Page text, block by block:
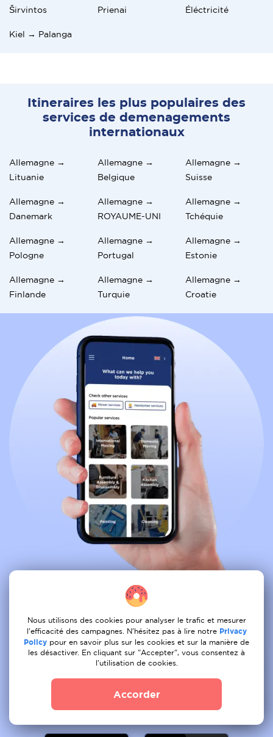
Širvintos
Prienai
Éléctricité
Kiel → Palanga
Itineraires les plus populaires des
services de demenagements
internationaux
Allemagne →
Lituanie
Allemagne →
Belgique
Allemagne →
Suisse
Allemagne →
Danemark
Allemagne →
ROYAUME-UNI
Allemagne →
Tchéquie
Allemagne →
Pologne
Allemagne →
Portugal
Allemagne →
Estonie
Allemagne →
Finlande
Allemagne →
Turquie
Allemagne →
Croatie
Reservez tous les services depuis le
confort de votre canape
01 Tâche de la poste
02 Recevoir une offre
Nous utilisons des cookies pour analyser le trafic et mesurer
l'efficacité des campagnes. N'hésitez pas à lire notre Privacy
Policy pour en savoir plus sur les cookies et sur la manière de
les désactiver. En cliquant sur "Accepter", vous consentez à
l'utilisation de cookies.
Accorder